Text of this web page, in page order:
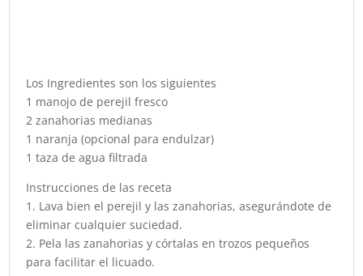
Los Ingredientes son los siguientes
1 manojo de perejil fresco
2 zanahorias medianas
1 naranja (opcional para endulzar)
1 taza de agua filtrada
Instrucciones de las receta
1. Lava bien el perejil y las zanahorias, asegurándote de
eliminar cualquier suciedad.
2. Pela las zanahorias y córtalas en trozos pequeños
para facilitar el licuado.